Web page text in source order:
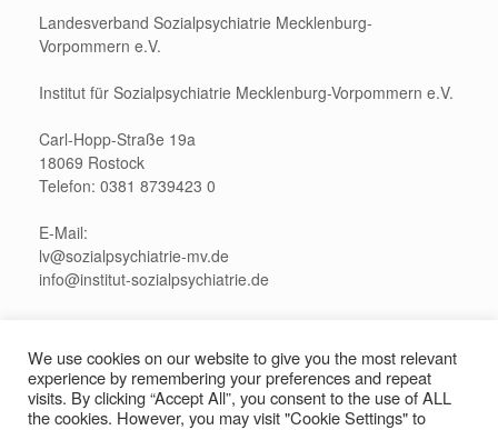
Landesverband Sozialpsychiatrie Mecklenburg-
Vorpommern e.V.
Institut für Sozialpsychiatrie Mecklenburg-Vorpommern e.V.
Carl-Hopp-Straße 19a
18069 Rostock
Telefon: 0381 8739423 0
E-Mail:
lv@sozialpsychiatrie-mv.de
info@institut-sozialpsychiatrie.de
presse@sozialpsychiatrie-mv.de
We use cookies on our website to give you the most relevant
experience by remembering your preferences and repeat
visits. By clicking “Accept All”, you consent to the use of ALL
the cookies. However, you may visit "Cookie Settings" to